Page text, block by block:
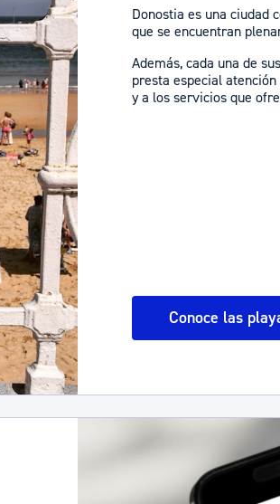
Donostia es una ciudad
que se encuentran
Además, cada una de
presta especial
y a los servicios que
Conoce las